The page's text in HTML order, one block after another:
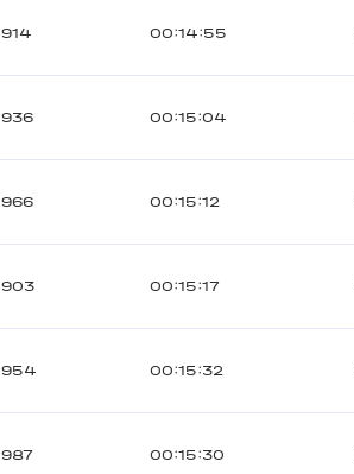
914 00:14:55
936 00:15:04
966 00:15:12
903 00:15:17
954 00:15:32
987 00:15:30